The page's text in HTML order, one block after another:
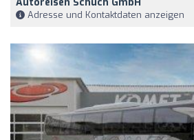
Autoreisen Schuch GmbH
Adresse und Kontaktdaten anzeigen